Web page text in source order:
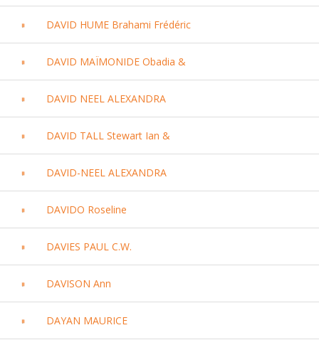
DAVID HUME Brahami Frédéric
DAVID MAÏMONIDE Obadia &
DAVID NEEL ALEXANDRA
DAVID TALL Stewart Ian &
DAVID-NEEL ALEXANDRA
DAVIDO Roseline
DAVIES PAUL C.W.
DAVISON Ann
DAYAN MAURICE